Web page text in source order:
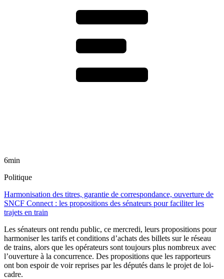
6min
Politique
Harmonisation des titres, garantie de correspondance, ouverture de
SNCF Connect : les propositions des sénateurs pour faciliter les
trajets en train
Les sénateurs ont rendu public, ce mercredi, leurs propositions pour
harmoniser les tarifs et conditions d’achats des billets sur le réseau
de trains, alors que les opérateurs sont toujours plus nombreux avec
l’ouverture à la concurrence. Des propositions que les rapporteurs
ont bon espoir de voir reprises par les députés dans le projet de loi-
cadre.